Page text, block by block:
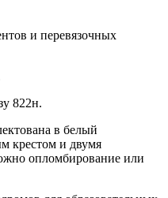
и перевязочных
822н.
в белый
крестом и двумя
опломбирование или